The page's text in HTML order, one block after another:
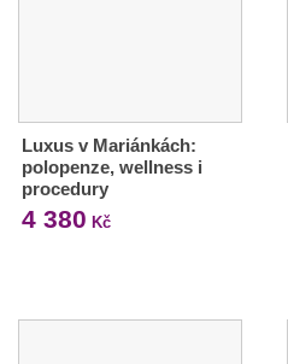
Luxus v Mariánkách:
polopenze, wellness i
procedury
4 380 Kč